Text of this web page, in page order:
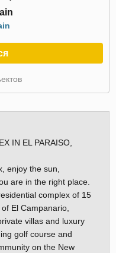
IN EL PARAISO,
enjoy the sun,
are in the right place.
complex of 15
El Campanario,
villas and luxury
golf course and
on the New